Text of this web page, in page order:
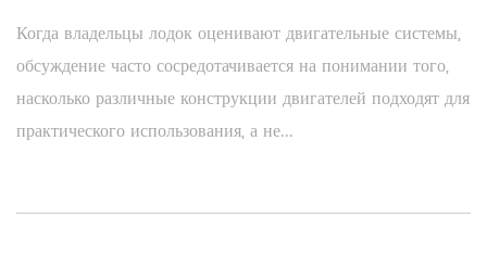
Когда владельцы лодок оценивают двигательные системы,
обсуждение часто сосредотачивается на понимании того,
насколько различные конструкции двигателей подходят для
практического использования, а не...